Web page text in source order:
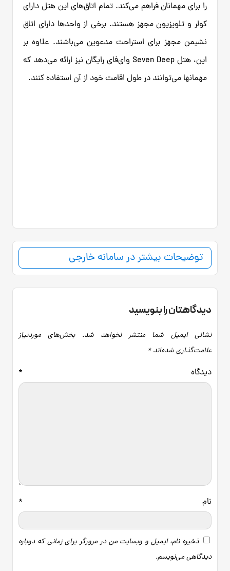
را برای مهمانان فراهم می‌کند. تمام اتاق‌های این هتل دارای
کولر و تلویزیون مجهز هستند. برخی از واحدها دارای اتاق
نشیمن مجهز برای استراحت مدعوین می‌باشند. علاوه بر
این، هتل Seven Deep وای‌فای رایگان نیز ارائه می‌دهد که
مهمانها می‌توانند در طول اقامت خود از آن استفاده کنند.
توضیحات بیشتر در سامانه خارجی
دیدگاهتان را بنویسید
نشانی ایمیل شما منتشر نخواهد شد.
بخش‌های موردنیاز
علامت‌گذاری شده‌اند*
دیدگاه *
نام *
ذخیره نام، ایمیل و وبسایت من در مرورگر برای زمانی که دوباره
دیدگاهی می‌نویسم.